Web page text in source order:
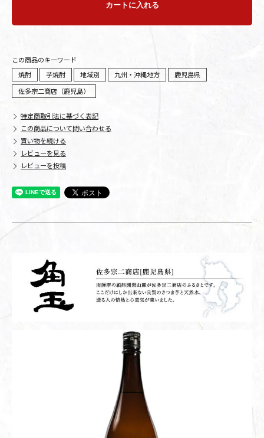
カートに入れる
この商品のキーワード
焼酎
芋焼酎 地域別 九州・沖縄地方
鹿児島県
佐多宗二商店（鹿児島）
特定商取引法に基づく表記
この商品について問い合わせる
買い物を続ける
レビューを見る
レビューを投稿